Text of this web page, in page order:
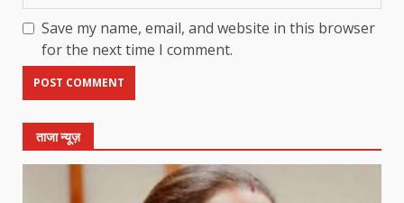
Save my name, email, and website in this browser
for the next time I comment.
ताजा न्यूज़